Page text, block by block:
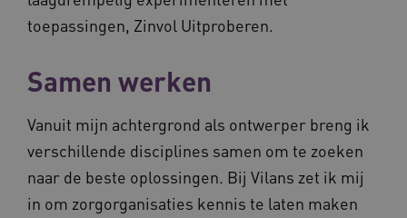
toepassingen, Zinvol Uitproberen.
Samen werken
Vanuit mijn achtergrond als ontwerper breng ik
verschillende disciplines samen om te zoeken
naar de beste oplossingen. Bij Vilans zet ik mij
in om zorgorganisaties kennis te laten maken